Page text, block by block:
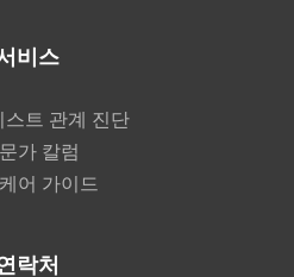
비스
스트 관계 진단
가 칼럼
어 가이드
락처